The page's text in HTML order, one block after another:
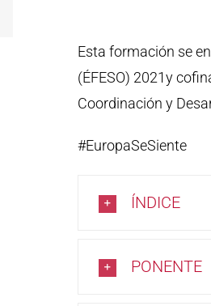
Esta formación se
(ÉFESO) 2021y
Coordinación y
#EuropaSeSiente
ÍNDICE
PONENTE